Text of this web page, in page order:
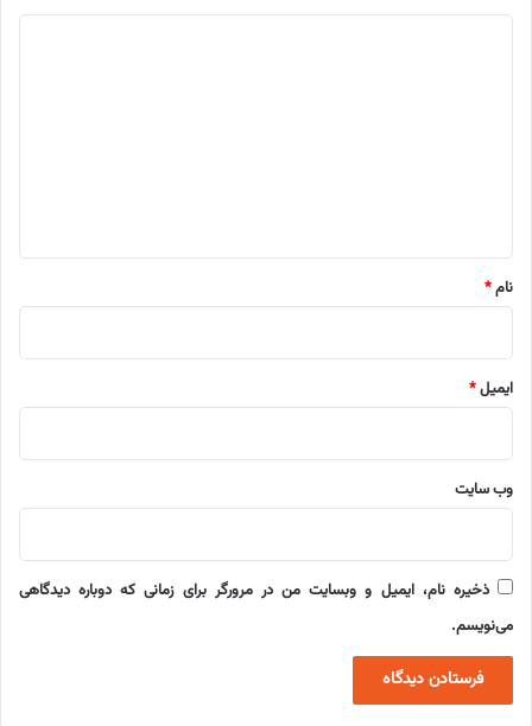
نام*
ایمیل*
وب‌ سایت
ذخیره نام، ایمیل و وبسایت من در مرورگر برای زمانی که دوباره دیدگاهی
می‌نویسم.